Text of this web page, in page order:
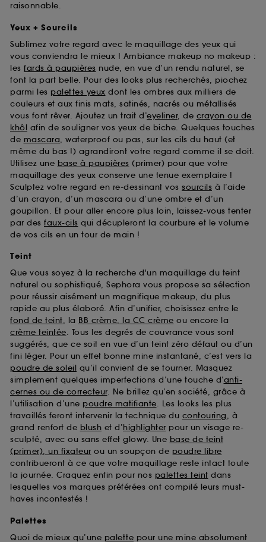
raisonnable.
Yeux + Sourcils
Sublimez votre regard avec le maquillage des yeux qui
vous conviendra le mieux ! Ambiance makeup no makeup :
les fards à paupières nude, en vue d’un rendu naturel, se
font la part belle. Pour des looks plus recherchés, piochez
parmi les palettes yeux dont les ombres aux milliers de
couleurs et aux finis mats, satinés, nacrés ou métallisés
vous font rêver. Ajoutez un trait d’eyeliner, de crayon ou de
khôl afin de souligner vos yeux de biche. Quelques touches
de mascara, waterproof ou pas, sur les cils du haut (et
même du bas !) agrandiront votre regard comme il se doit.
Utilisez une base à paupières (primer) pour que votre
maquillage des yeux conserve une tenue exemplaire !
Sculptez votre regard en re-dessinant vos sourcils à l’aide
d’un crayon, d’un mascara ou d’une ombre et d’un
goupillon. Et pour aller encore plus loin, laissez-vous tenter
par des faux-cils qui décupleront la courbure et le volume
de vos cils en un tour de main !
Teint
Que vous soyez à la recherche d'un maquillage du teint
naturel ou sophistiqué, Sephora vous propose sa sélection
pour réussir aisément un magnifique makeup, du plus
rapide au plus élaboré. Afin d’unifier, choisissez entre le
fond de teint, la BB crème, la CC crème ou encore la
crème teintée. Tous les degrés de couvrance vous sont
suggérés, que ce soit en vue d’un teint zéro défaut ou d’un
fini léger. Pour un effet bonne mine instantané, c’est vers la
poudre de soleil qu’il convient de se tourner. Masquez
simplement quelques imperfections d’une touche d’anti-
cernes ou de correcteur. Ne brillez qu’en société, grâce à
l’utilisation d’une poudre matifiante. Les looks les plus
travaillés feront intervenir la technique du contouring, à
grand renfort de blush et d’highlighter pour un visage re-
sculpté, avec ou sans effet glowy. Une base de teint
(primer), un fixateur ou un soupçon de poudre libre
contribueront à ce que votre maquillage reste intact toute
la journée. Craquez enfin pour nos palettes teint dans
lesquelles vos marques préférées ont compilé leurs must-
haves incontestés !
Palettes
Quoi de mieux qu’une palette pour une mine absolument